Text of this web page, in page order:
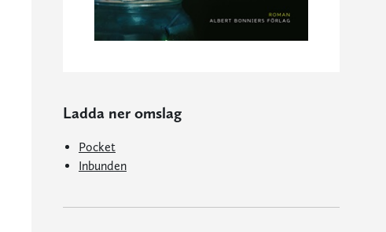
Ladda ner omslag
Pocket
Inbunden